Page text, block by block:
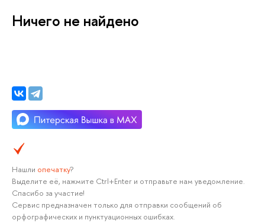
Ничего не найдено
Нашли опечатку?
Выделите её, нажмите Ctrl+Enter и отправьте нам уведомление.
Спасибо за участие!
Сервис предназначен только для отправки сообщений об
орфографических и пунктуационных ошибках.